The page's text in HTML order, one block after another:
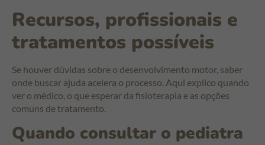
Recursos, profissionais e
tratamentos possíveis
Se houver dúvidas sobre o desenvolvimento motor, saber
onde buscar ajuda acelera o processo. Aqui explico quando
ver o médico, o que esperar da fisioterapia e as opções
comuns de tratamento.
Quando consultar o pediatra